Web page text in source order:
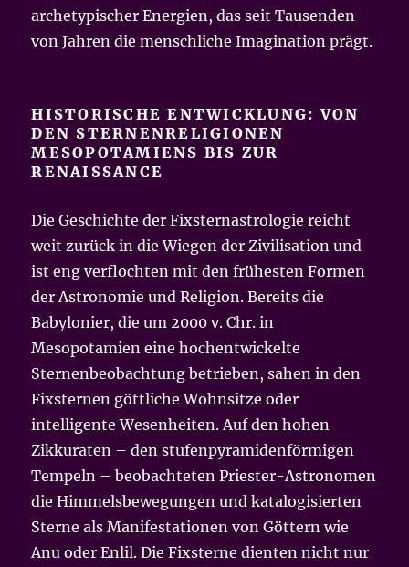
archetypischer Energien, das seit Tausenden
von Jahren die menschliche Imagination prägt.
HISTORISCHE ENTWICKLUNG: VON
DEN STERNENRELIGIONEN
MESOPOTAMIENS BIS ZUR
RENAISSANCE
Die Geschichte der Fixsternastrologie reicht
weit zurück in die Wiegen der Zivilisation und
ist eng verflochten mit den frühesten Formen
der Astronomie und Religion. Bereits die
Babylonier, die um 2000 v. Chr. in
Mesopotamien eine hochentwickelte
Sternenbeobachtung betrieben, sahen in den
Fixsternen göttliche Wohnsitze oder
intelligente Wesenheiten. Auf den hohen
Zikkuraten – den stufenpyramidenförmigen
Tempeln – beobachteten Priester-Astronomen
die Himmelsbewegungen und katalogisierten
Sterne als Manifestationen von Göttern wie
Anu oder Enlil. Die Fixsterne dienten nicht nur